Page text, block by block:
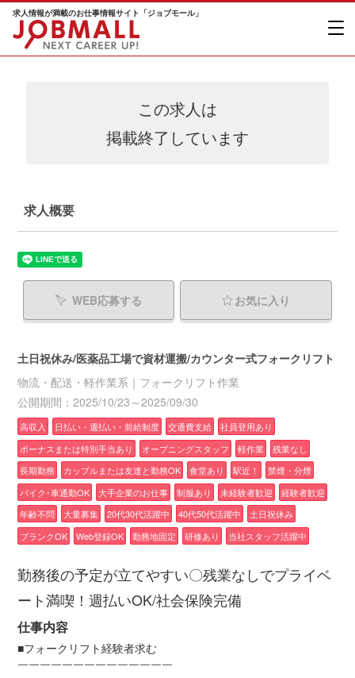
求人情報が満載のお仕事情報サイト「ジョブモール」
この求人は
掲載終了しています
求人概要
WEB応募する お気に入り
土日祝休み/医薬品工場で資材運搬/カウンター式フォークリフト
物流・配送・軽作業系｜フォークリフト作業
公開期間：2025/10/23～2025/09/30
高収入 日払い・週払い・前給制度 交通費支給
社員登用あり
ボーナスまたは特別手当あり
オープニングスタッフ 軽作業
残業なし
長期勤務
カップルまたは友達と勤務OK 食堂あり 駅近！
禁煙・分煙
バイク･車通勤OK
大手企業のお仕事 制服あり 未経験者歓迎
経験者歓迎
年齢不問
大量募集 20代30代活躍中 40代50代活躍中
土日祝休み
ブランクOK
Web登録OK 勤務地固定 研修あり 当社スタッフ活躍中
勤務後の予定が立てやすい〇残業なしでプライベ
ート満喫！週払いOK/社会保険完備
仕事内容
■フォークリフト経験者求む
￣￣￣￣￣￣￣￣￣￣￣￣￣￣